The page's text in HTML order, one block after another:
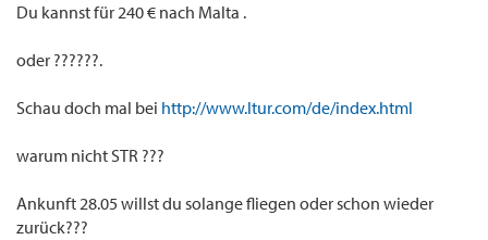
Du kannst für 240 € nach Malta .
oder ??????.
Schau doch mal bei http://www.ltur.com/de/index.html
warum nicht STR ???
Ankunft 28.05 willst du solange fliegen oder schon wieder
zurück???